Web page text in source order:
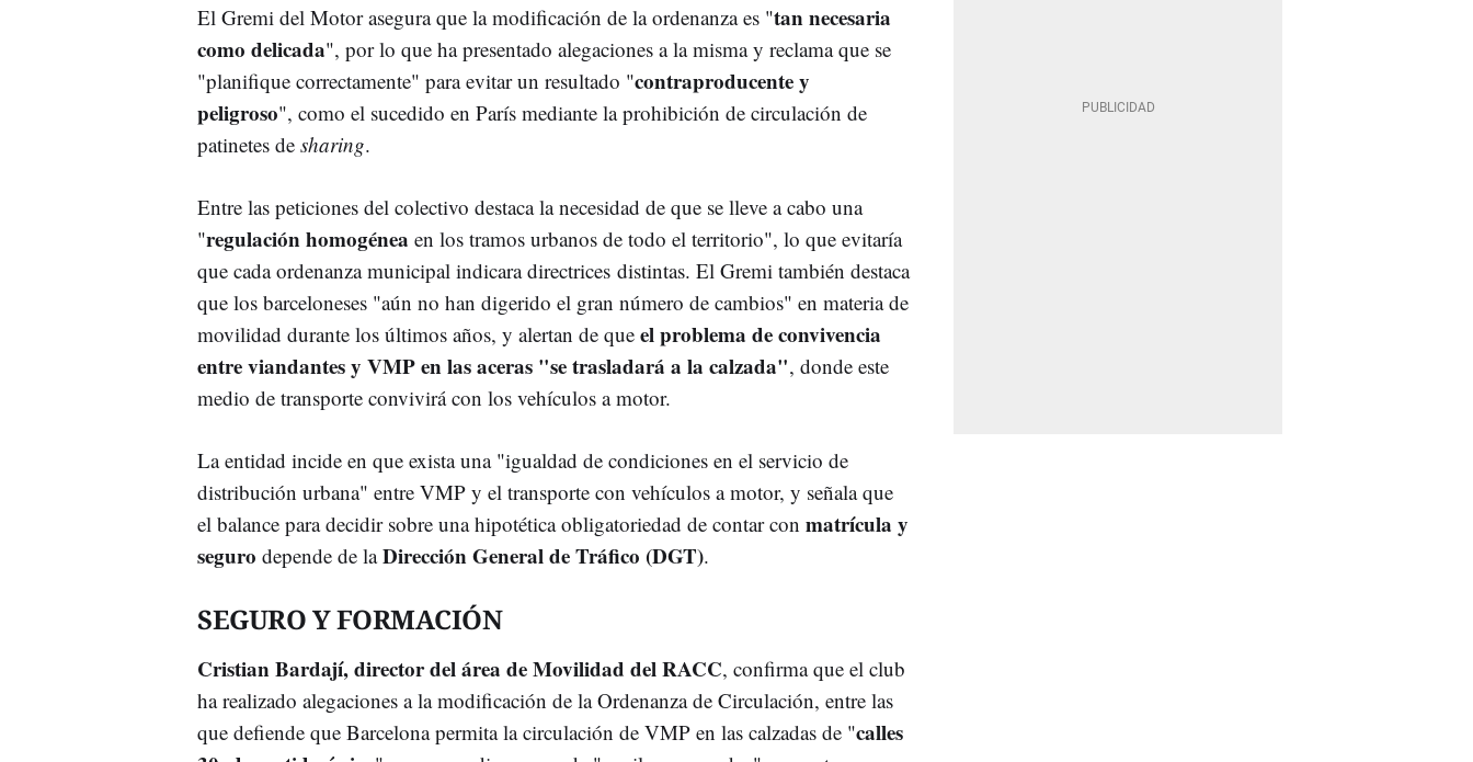
El Gremi del Motor asegura que la modificación de la ordenanza es "tan necesaria
como delicada", por lo que ha presentado alegaciones a la misma y reclama que se
"planifique correctamente" para evitar un resultado "contraproducente y
peligroso", como el sucedido en París mediante la prohibición de circulación de
patinetes de sharing.
Entre las peticiones del colectivo destaca la necesidad de que se lleve a cabo una
"regulación homogénea en los tramos urbanos de todo el territorio", lo que evitaría
que cada ordenanza municipal indicara directrices distintas. El Gremi también destaca
que los barceloneses "aún no han digerido el gran número de cambios" en materia de
movilidad durante los últimos años, y alertan de que el problema de convivencia
entre viandantes y VMP en las aceras "se trasladará a la calzada", donde este
medio de transporte convivirá con los vehículos a motor.
La entidad incide en que exista una "igualdad de condiciones en el servicio de
distribución urbana" entre VMP y el transporte con vehículos a motor, y señala que
el balance para decidir sobre una hipotética obligatoriedad de contar con matrícula y
seguro depende de laDirección General de Tráfico (DGT).
SEGURO Y FORMACIÓN
Cristian Bardají, director del área de Movilidad del RACC, confirma que el club
ha realizado alegaciones a la modificación de la Ordenanza de Circulación, entre las
que defiende que Barcelona permita la circulación de VMP en las calzadas de "calles